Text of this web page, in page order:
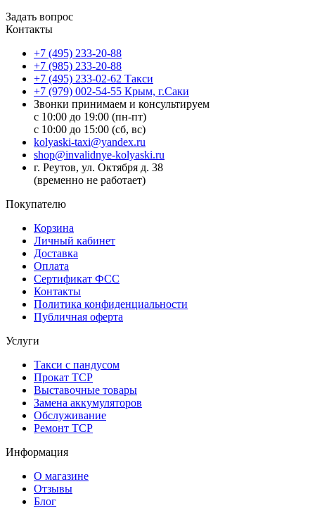
Задать вопрос
Контакты
+7 (495) 233-20-88
+7 (985) 233-20-88
+7 (495) 233-02-62 Такси
+7 (979) 002-54-55 Крым, г.Саки
Звонки принимаем и консультируем
с 10:00 до 19:00 (пн-пт)
с 10:00 до 15:00 (сб, вс)
kolyaski-taxi@yandex.ru
shop@invalidnye-kolyaski.ru
г. Реутов, ул. Октября д. 38
(временно не работает)
Покупателю
Корзина
Личный кабинет
Доставка
Оплата
Сертификат ФСС
Контакты
Политика конфиденциальности
Публичная оферта
Услуги
Такси с пандусом
Прокат ТСР
Выставочные товары
Замена аккумуляторов
Обслуживание
Ремонт ТСР
Информация
О магазине
Отзывы
Блог